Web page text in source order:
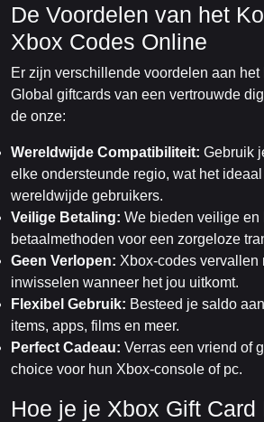
De Voordelen van het
Xbox Codes Online
Er zijn verschillende voordelen aan
Global giftcards van een vertrouwde
de onze:
Wereldwijde Compatibiliteit: Gebruik
elke ondersteunde regio, wat het
wereldwijde gebruikers.
Veilige Betaling: We bieden veilige en
betaalmethoden voor een zorgeloze
Geen Verlopen: Xbox-codes vervallen
inwisselen wanneer het jou uitkomt.
Flexibel Gebruik: Besteed je saldo
items, apps, films en meer.
Perfect Cadeau: Verras een vriend of
choice voor hun Xbox-console of pc.
Hoe je je Xbox Gift Card